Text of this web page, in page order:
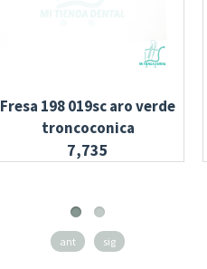
Fresa 198 019sc aro verde
troncoconica
7,735
ant sig